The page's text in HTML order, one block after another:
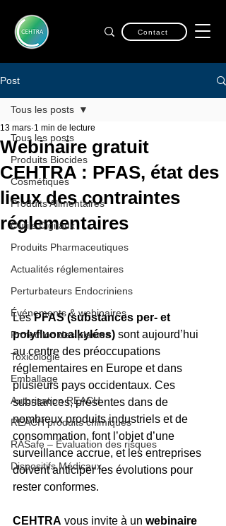
Contact
Post
Tous les posts
Produits Biocides
Cosmétiques
Produits Alimentaires
Outils Digitaux
Produits Pharmaceutiques
Actualités réglementaires
Perturbateurs Endocriniens
Événements & webinaires
Protection des plantes
Toxicologie
Emballage
Autorisation REACH
REACH produits chimiques
RASafe – Évaluation des risques
Dispositifs Médicaux
Tous les posts
Webinaire gratuit
CEHTRA : PFAS, état des
lieux des contraintes
réglementaires
13 mars 1 min de lecture
Les PFAS (substances per- et
polyfluoroalkylées) sont aujourd’hui
au centre des préoccupations
réglementaires en Europe et dans
plusieurs pays occidentaux. Ces
substances, présentes dans de
nombreux produits industriels et de
consommation, font l’objet d’une
surveillance accrue, et les entreprises
doivent anticiper les évolutions pour
rester conformes.
CEHTRA vous invite à un webinaire